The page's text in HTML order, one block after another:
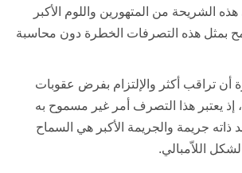
هذه الشريحة من المتهورين واللوم الأكبر
بمثل هذه التصرفات الخطرة دون محاسبة
أن تراقب أكثر والإلتزام بفرض عقوبات
إذ يعتبر هذا التصرف أمر غير مسموح به
ذاته جريمة والجريمة الأكبر هي السماح
اللاّمبالي.